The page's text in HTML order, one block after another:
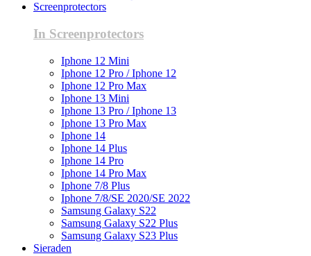
Screenprotectors
In Screenprotectors
Iphone 12 Mini
Iphone 12 Pro / Iphone 12
Iphone 12 Pro Max
Iphone 13 Mini
Iphone 13 Pro / Iphone 13
Iphone 13 Pro Max
Iphone 14
Iphone 14 Plus
Iphone 14 Pro
Iphone 14 Pro Max
Iphone 7/8 Plus
Iphone 7/8/SE 2020/SE 2022
Samsung Galaxy S22
Samsung Galaxy S22 Plus
Samsung Galaxy S23 Plus
Sieraden